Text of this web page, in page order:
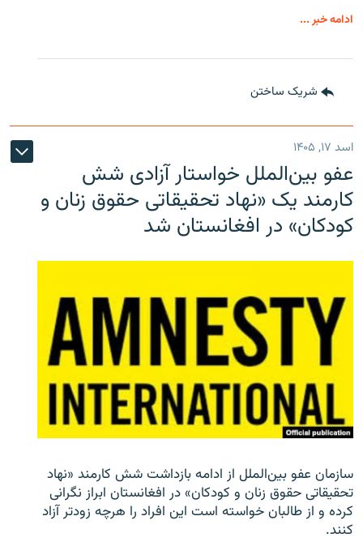
ادامه خبر ...
شریک ساختن
اسد ۱۷, ۱۴۰۵
عفو بین‌الملل خواستار آزادی شش
کارمند یک «نهاد تحقیقاتی حقوق زنان و
کودکان» در افغانستان شد
سازمان عفو بین‌الملل از ادامه بازداشت شش کارمند «نهاد
تحقیقاتی حقوق زنان و کودکان» در افغانستان ابراز نگرانی
کرده و از طالبان خواسته است این افراد را هرچه زودتر آزاد
کنند.